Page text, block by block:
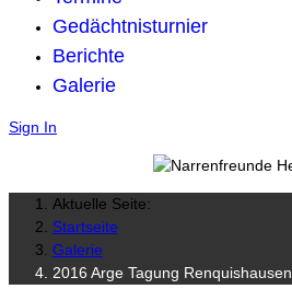
Gedächtnisturnier
Berichte
Galerie
Sign In
Aktuelle Seite:
Startseite
Galerie
2016 Arge Tagung Renquishausen